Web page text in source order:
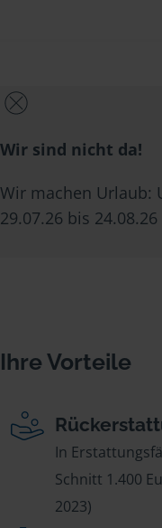
Wir sind nicht da!
Wir machen Urlaub:
29.07.26 bis
Ihre Vorteile
In
Schnitt 1.400
2023)